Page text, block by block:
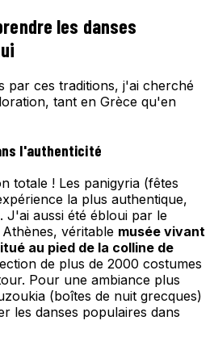
les danses
par ces traditions, j'ai cherché
tant en Grèce qu'en
l'authenticité
totale ! Les panigyria (fêtes
la plus authentique,
J'ai aussi été ébloui par le
véritable musée vivant
au pied de la colline de
de plus de 2000 costumes
Pour une ambiance plus
(boîtes de nuit grecques)
les danses populaires dans